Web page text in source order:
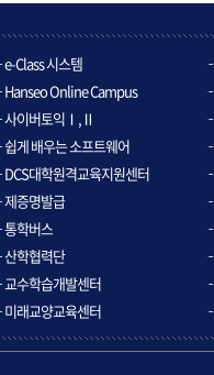
e-Class 시스템
Hanseo Online Campus
사이버토익Ⅰ,Ⅱ
쉽게 배우는 소프트웨어
DCS대학원격교육지원센터
제증명발급
통학버스
산학협력단
교수학습개발센터
미래교양교육센터